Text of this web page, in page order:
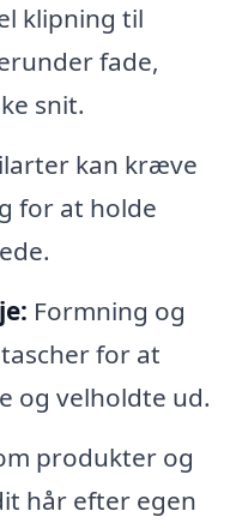
klipning til
fade,
snit.
kan kræve
for at holde
Formning og
for at
og velholdte ud.
produkter og
hår efter egen